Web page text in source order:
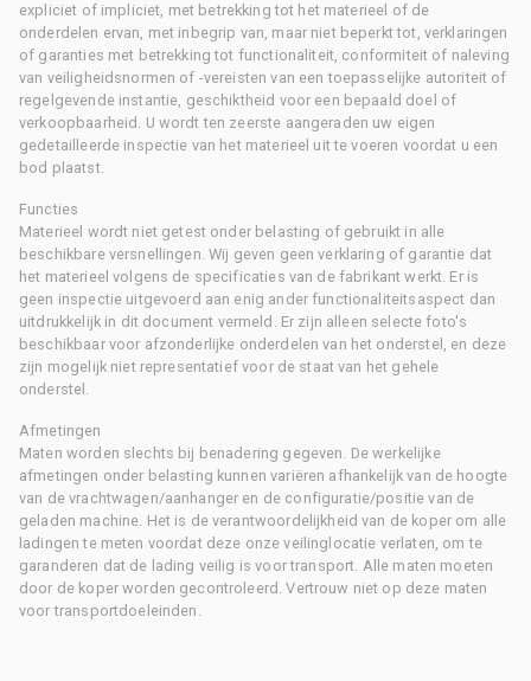
expliciet of impliciet, met betrekking tot het materieel of de
onderdelen ervan, met inbegrip van, maar niet beperkt tot, verklaringen
of garanties met betrekking tot functionaliteit, conformiteit of naleving
van veiligheidsnormen of -vereisten van een toepasselijke autoriteit of
regelgevende instantie, geschiktheid voor een bepaald doel of
verkoopbaarheid. U wordt ten zeerste aangeraden uw eigen
gedetailleerde inspectie van het materieel uit te voeren voordat u een
bod plaatst.
Functies
Materieel wordt niet getest onder belasting of gebruikt in alle
beschikbare versnellingen. Wij geven geen verklaring of garantie dat
het materieel volgens de specificaties van de fabrikant werkt. Er is
geen inspectie uitgevoerd aan enig ander functionaliteitsaspect dan
uitdrukkelijk in dit document vermeld. Er zijn alleen selecte foto's
beschikbaar voor afzonderlijke onderdelen van het onderstel, en deze
zijn mogelijk niet representatief voor de staat van het gehele
onderstel.
Afmetingen
Maten worden slechts bij benadering gegeven. De werkelijke
afmetingen onder belasting kunnen variëren afhankelijk van de hoogte
van de vrachtwagen/aanhanger en de configuratie/positie van de
geladen machine. Het is de verantwoordelijkheid van de koper om alle
ladingen te meten voordat deze onze veilinglocatie verlaten, om te
garanderen dat de lading veilig is voor transport. Alle maten moeten
door de koper worden gecontroleerd. Vertrouw niet op deze maten
voor transportdoeleinden.